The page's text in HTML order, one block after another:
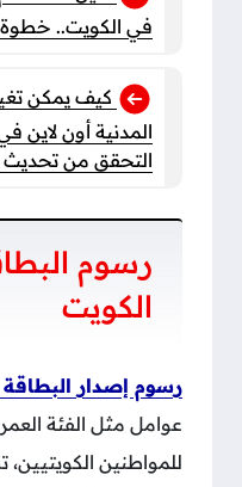
في الكويت..
كيف يمكن
التحقق من تحديث
رسوم
الكويت
رسوم إصدار البطاقة
عوامل مثل الفئة
للمواطنين